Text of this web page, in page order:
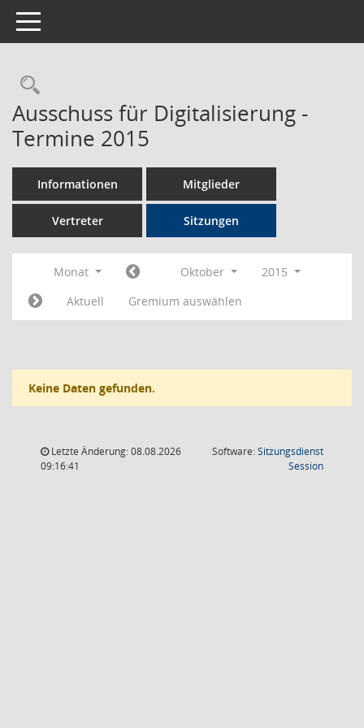
Toggle navigation
Rechercheauswahl
Ausschuss für Digitalisierung -
Termine 2015
Informationen Mitglieder
Vertreter Sitzungen
Monat Oktober
2015
Aktuell
Gremium auswählen
Keine Daten gefunden.
Letzte Änderung: 08.08.2026
09:16:41
Software:Sitzungsdienst
Session(Wird in